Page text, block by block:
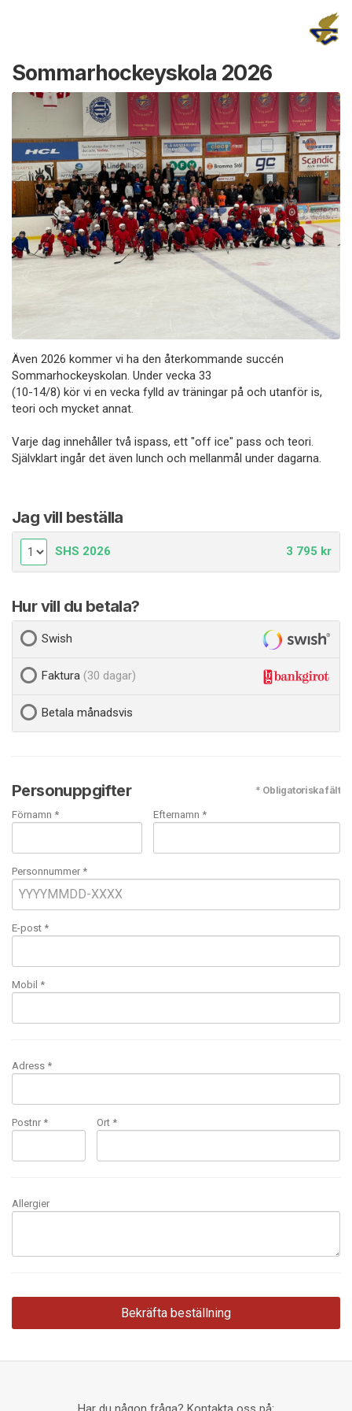
Sommarhockeyskola 2026
Även 2026 kommer vi ha den återkommande succén
Sommarhockeyskolan. Under vecka 33
(10-14/8) kör vi en vecka fylld av träningar på och utanför is,
teori och mycket annat.
Varje dag innehåller två ispass, ett "off ice" pass och teori.
Självklart ingår det även lunch och mellanmål under dagarna.
Jag vill beställa
SHS 2026 3 795 kr
Hur vill du betala?
Swish
Faktura (30 dagar)
Betala månadsvis
Personuppgifter * Obligatoriska fält
Förnamn * Efternamn *
Personnummer *
E-post *
Mobil *
Adress *
Postnr * Ort *
Allergier